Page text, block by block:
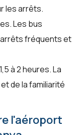
les arrêts.
Les bus
fréquents et
à 2 heures. La
de la familiarité
l'aéroport